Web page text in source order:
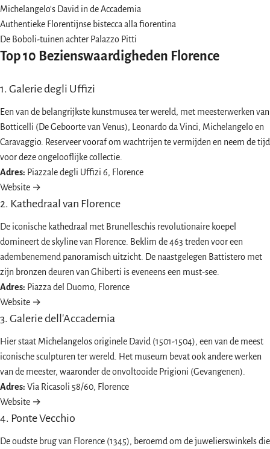
Michelangelo's David in de Accademia
Authentieke Florentijnse bistecca alla fiorentina
De Boboli-tuinen achter Palazzo Pitti
Top 10 Bezienswaardigheden Florence
1. Galerie degli Uffizi
Een van de belangrijkste kunstmusea ter wereld, met meesterwerken van
Botticelli (De Geboorte van Venus), Leonardo da Vinci, Michelangelo en
Caravaggio. Reserveer vooraf om wachtrijen te vermijden en neem de tijd
voor deze ongelooflijke collectie.
Adres: Piazzale degli Uffizi 6, Florence
Website →
2. Kathedraal van Florence
De iconische kathedraal met Brunelleschis revolutionaire koepel
domineert de skyline van Florence. Beklim de 463 treden voor een
adembenemend panoramisch uitzicht. De naastgelegen Battistero met
zijn bronzen deuren van Ghiberti is eveneens een must-see.
Adres: Piazza del Duomo, Florence
Website →
3. Galerie dell'Accademia
Hier staat Michelangelos originele David (1501-1504), een van de meest
iconische sculpturen ter wereld. Het museum bevat ook andere werken
van de meester, waaronder de onvoltooide Prigioni (Gevangenen).
Adres: Via Ricasoli 58/60, Florence
Website →
4. Ponte Vecchio
De oudste brug van Florence (1345), beroemd om de juwelierswinkels die